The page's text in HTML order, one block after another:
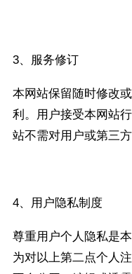
3、服务修订
本网站保留随时修改
利。用户接受本网站
站不需对用户或第三方
4、用户隐私制度
尊重用户个人隐私是
为对以上第二点个人